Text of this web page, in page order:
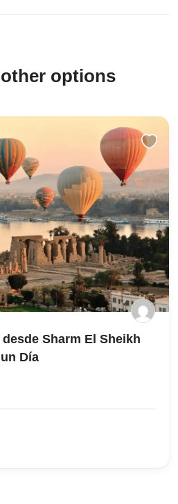
options
Sharm El Sheikh
Día